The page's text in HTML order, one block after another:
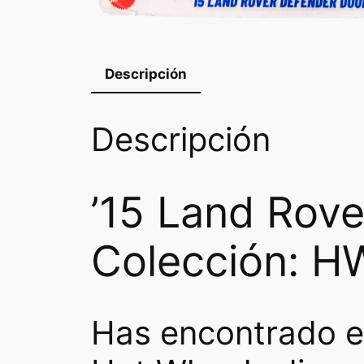
Descripción
Descripción
’15 Land
Colección:
Has encontrado